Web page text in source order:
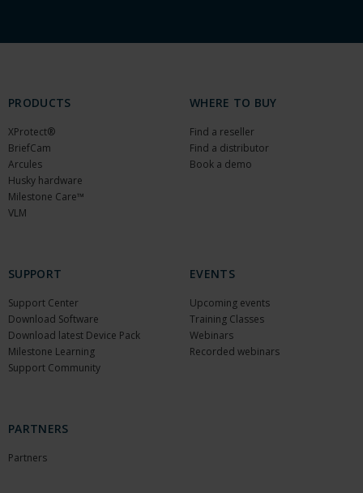
PRODUCTS
XProtect®
BriefCam
Arcules
Husky hardware
Milestone Care™
VLM
WHERE TO BUY
Find a reseller
Find a distributor
Book a demo
SUPPORT
Support Center
Download Software
Download latest Device Pack
Milestone Learning
Support Community
EVENTS
Upcoming events
Training Classes
Webinars
Recorded webinars
PARTNERS
Partners